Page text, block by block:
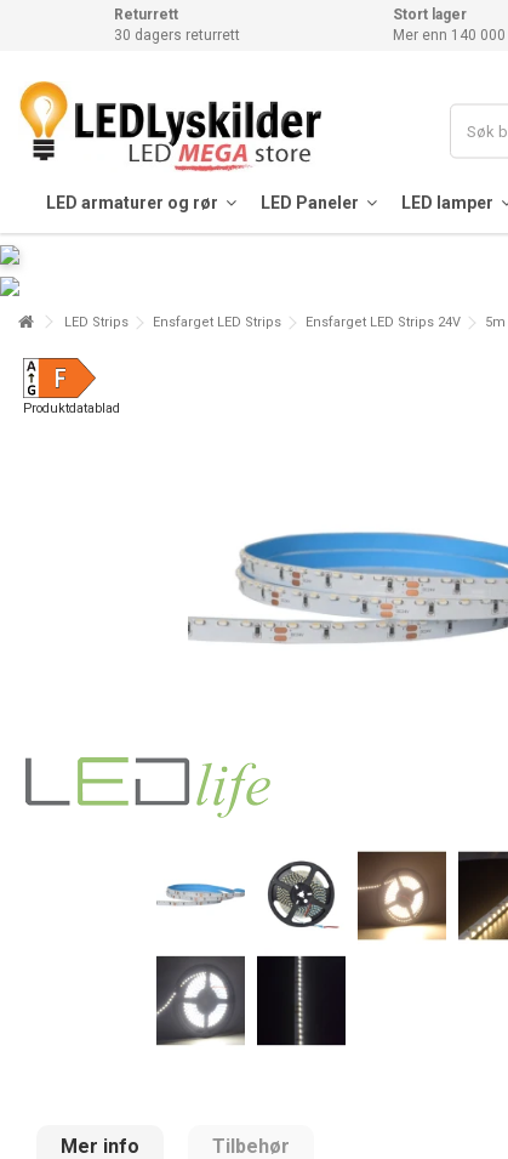
Returrett
30 dagers returrett
Stort lager
Mer enn 140
LED armaturer og rør LED Paneler LED lamper
LED Strips Ensfarget LED Strips Ensfarget LED Strips 24V 5m
Produktdatablad
Mer info Tilbehør